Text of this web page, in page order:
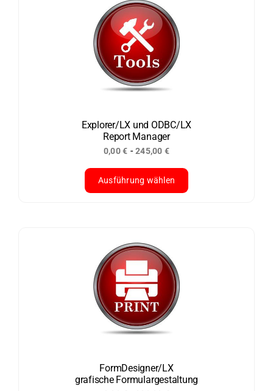
mehrere
Varianten
auf.
Die
Optionen
können
der
Produktseite
gewählt
werden
Explorer/LX und ODBC/LX
Report Manager
0,00€ -245,00 €
Ausführung wählen
mehrere
Varianten
auf.
Die
Optionen
können
Produktseite
FormDesigner/LX
grafische Formulargestaltung